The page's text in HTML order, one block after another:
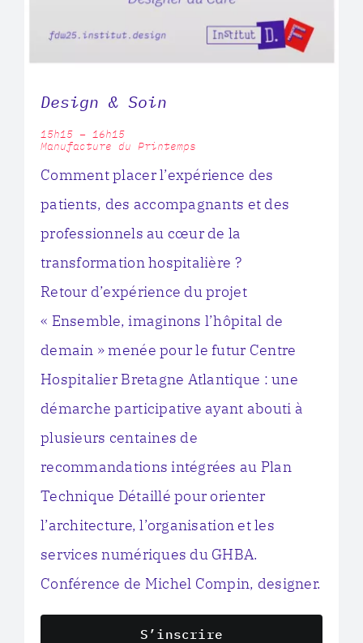
Design & Soin
15h15 – 16h15
Manufacture du Printemps
Comment placer l’expérience des
patients, des accompagnants et des
professionnels au cœur de la
transformation hospitalière ?
Retour d’expérience du projet
« Ensemble, imaginons l’hôpital de
demain » menée pour le futur Centre
Hospitalier Bretagne Atlantique : une
démarche participative ayant abouti à
plusieurs centaines de
recommandations intégrées au Plan
Technique Détaillé pour orienter
l’architecture, l’organisation et les
services numériques du GHBA.
Conférence de Michel Compin, designer.
S’inscrire